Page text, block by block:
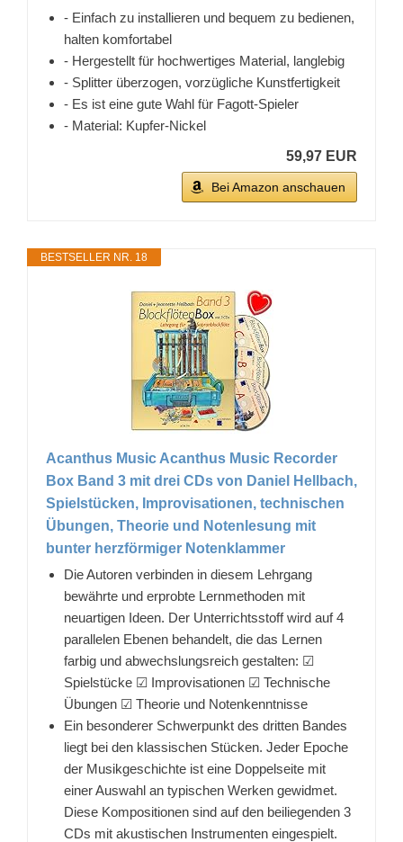
- Einfach zu installieren und bequem zu bedienen,
halten komfortabel
- Hergestellt für hochwertiges Material, langlebig
- Splitter überzogen, vorzügliche Kunstfertigkeit
- Es ist eine gute Wahl für Fagott-Spieler
- Material: Kupfer-Nickel
59,97 EUR
Bei Amazon anschauen
BESTSELLER NR. 18
Acanthus Music Acanthus Music Recorder
Box Band 3 mit drei CDs von Daniel Hellbach,
Spielstücken, Improvisationen, technischen
Übungen, Theorie und Notenlesung mit
bunter herzförmiger Notenklammer
Die Autoren verbinden in diesem Lehrgang
bewährte und erprobte Lernmethoden mit
neuartigen Ideen. Der Unterrichtsstoff wird auf 4
parallelen Ebenen behandelt, die das Lernen
farbig und abwechslungsreich gestalten: ☑
Spielstücke ☑ Improvisationen ☑ Technische
Übungen ☑ Theorie und Notenkenntnisse
Ein besonderer Schwerpunkt des dritten Bandes
liegt bei den klassischen Stücken. Jeder Epoche
der Musikgeschichte ist eine Doppelseite mit
einer Auswahl an typischen Werken gewidmet.
Diese Kompositionen sind auf den beiliegenden 3
CDs mit akustischen Instrumenten eingespielt.